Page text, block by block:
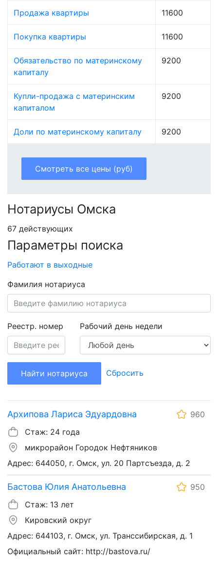
Продажа квартиры 11600
Покупка квартиры 11600
Обязательство по материнскому
капиталу
9200
Купли-продажа с материнским
капиталом
9200
Доли по материнскому капиталу 9200
Смотреть все цены (руб)
Нотариусы Омска
67 действующих
Параметры поиска
Работают в выходные
Фамилия нотариуса
Реестр. номер Рабочий день недели
Найти нотариуса Сбросить
Архипова Лариса Эдуардовна
960
Стаж: 24 года
микрорайон Городок Нефтяников
Адрес: 644050, г. Омск, ул. 20 Партсъезда, д. 2
Бастова Юлия Анатольевна
950
Стаж: 13 лет
Кировский округ
Адрес: 644103, г. Омск, ул. Транссибирская, д. 1
Официальный сайт: http://bastova.ru/